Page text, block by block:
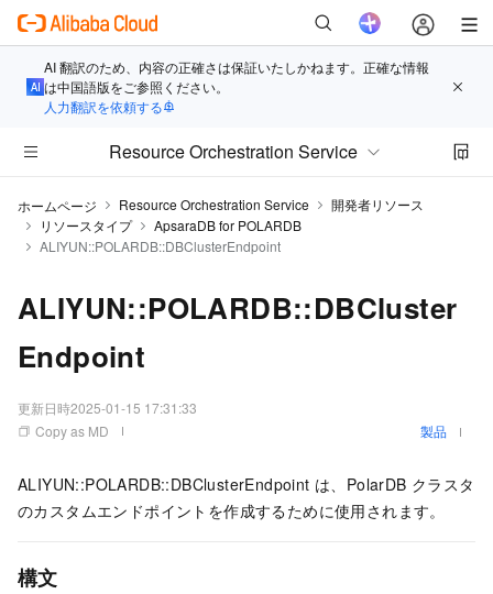
AI 翻訳のため、内容の正確さは保証いたしかねます。正確な情報
は中国語版をご参照ください。
人力翻訳を依頼する
Resource Orchestration Service
ホームページ Resource Orchestration Service
開発者リソース
リソースタイプ
ApsaraDB for POLARDB
ALIYUN::POLARDB::DBClusterEndpoint
ALIYUN::POLARDB::DBCluster
Endpoint
更新日時2025-01-15 17:31:33
Copy as MD
製品
ALIYUN::POLARDB::DBClusterEndpoint は、PolarDB クラスタ
のカスタムエンドポイントを作成するために使用されます。
構文